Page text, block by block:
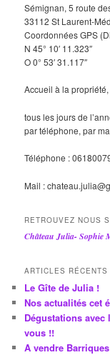
Sémignan, 5 route
33112 St Laurent-
Coordonnées GPS
N 45° 10′ 11.323″
O 0° 53′ 31.117″
Accueil à la
tous les jours de
par téléphone, par
Téléphone :
Mail :
RETROUVEZ NOUS
Château Julia- Sophie
ARTICLES RÉCENTS
Le Gîte de Julia !
Nos actualités cet
Dégustations
vous !!
A vendre